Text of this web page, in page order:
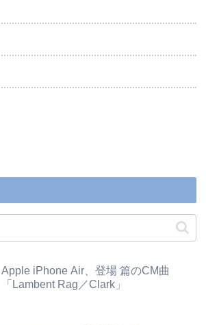
Apple iPhone Air、登場 篇のCM曲
「Lambent Rag／Clark」